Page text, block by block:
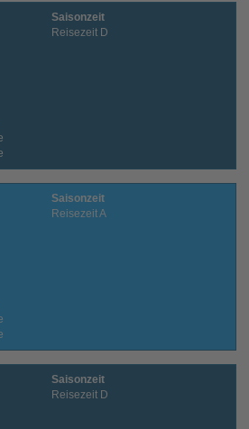
Saisonzeit
Reisezeit D
Saisonzeit
Reisezeit A
Saisonzeit
Reisezeit D